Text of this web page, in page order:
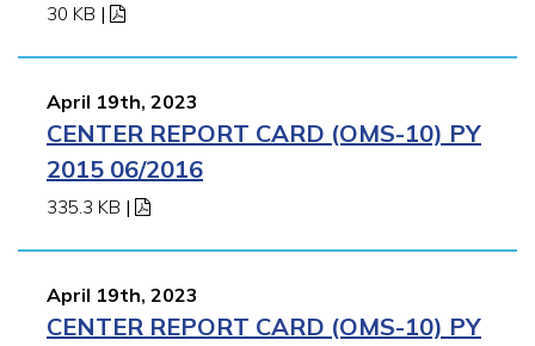
30 KB |
April 19th, 2023
CENTER REPORT CARD (OMS-10) PY
2015 06/2016
335.3 KB |
April 19th, 2023
CENTER REPORT CARD (OMS-10) PY